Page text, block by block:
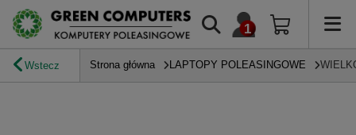
Wstecz Strona główna LAPTOPY POLEASINGOWE